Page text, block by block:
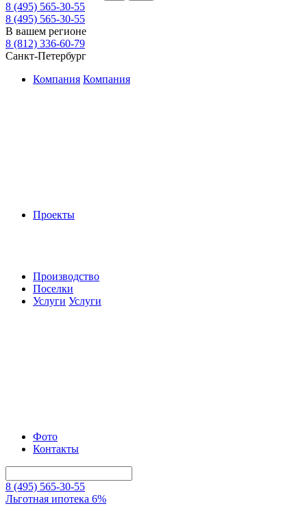
8 (495) 565-30-55
8 (495) 565-30-55
В вашем регионе
8 (812) 336-60-79
Санкт-Петербург
Компания Компания
Проекты
Производство
Поселки
Услуги Услуги
Фото
Контакты
8 (495) 565-30-55
Льготная ипотека 6%